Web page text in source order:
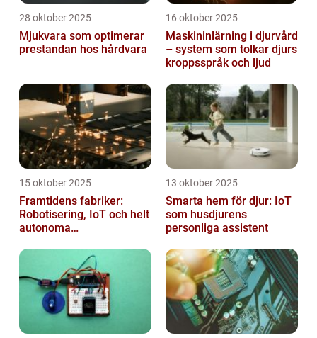
28 oktober 2025
Mjukvara som optimerar
prestandan hos hårdvara
16 oktober 2025
Maskininlärning i djurvård
– system som tolkar djurs
kroppsspråk och ljud
15 oktober 2025
Framtidens fabriker:
Robotisering, IoT och helt
autonoma
13 oktober 2025
Smarta hem för djur: IoT
som husdjurens
personliga assistent